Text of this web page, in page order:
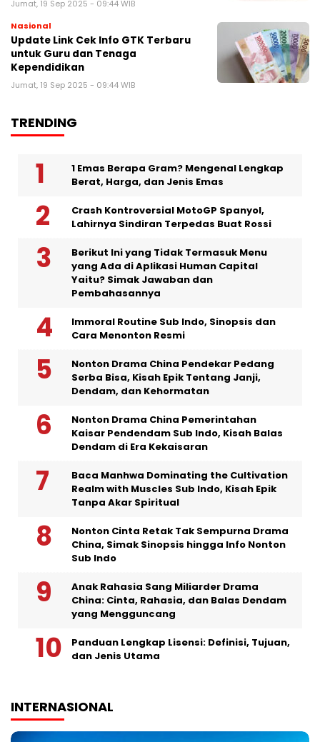
Jumat, 19 Sep 2025 - 09:44 WIB
Nasional
Update Link Cek Info GTK Terbaru
untuk Guru dan Tenaga
Kependidikan
Jumat, 19 Sep 2025 - 09:44 WIB
TRENDING
1 Emas Berapa Gram? Mengenal Lengkap
Berat, Harga, dan Jenis Emas
Crash Kontroversial MotoGP Spanyol,
Lahirnya Sindiran Terpedas Buat Rossi
Berikut Ini yang Tidak Termasuk Menu
yang Ada di Aplikasi Human Capital
Yaitu? Simak Jawaban dan
Pembahasannya
Immoral Routine Sub Indo, Sinopsis dan
Cara Menonton Resmi
Nonton Drama China Pendekar Pedang
Serba Bisa, Kisah Epik Tentang Janji,
Dendam, dan Kehormatan
Nonton Drama China Pemerintahan
Kaisar Pendendam Sub Indo, Kisah Balas
Dendam di Era Kekaisaran
Baca Manhwa Dominating the Cultivation
Realm with Muscles Sub Indo, Kisah Epik
Tanpa Akar Spiritual
Nonton Cinta Retak Tak Sempurna Drama
China, Simak Sinopsis hingga Info Nonton
Sub Indo
Anak Rahasia Sang Miliarder Drama
China: Cinta, Rahasia, dan Balas Dendam
yang Mengguncang
Panduan Lengkap Lisensi: Definisi, Tujuan,
dan Jenis Utama
INTERNASIONAL